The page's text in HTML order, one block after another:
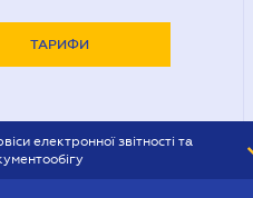
ТАРИФИ
електронної звітності та